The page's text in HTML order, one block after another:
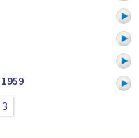
1959
3